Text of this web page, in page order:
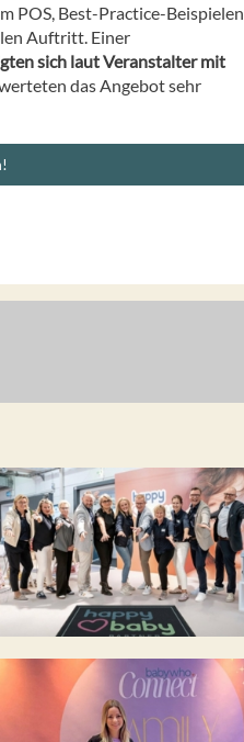
POS, Best-Practice-Beispielen
Auftritt. Einer
sich laut Veranstalter mit
das Angebot sehr